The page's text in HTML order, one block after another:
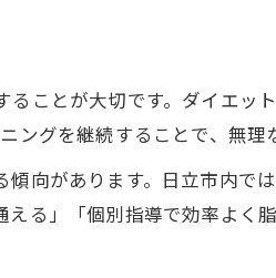
感じる体脂肪減少のポイント
で見るパーソナルジム成果
得られる筋力向上の実感
ソッドと筋トレ効果
ことが大切です。ダイエッ
グを継続することで、無理
向があります。日立市内で
る」「個別指導で効率よく